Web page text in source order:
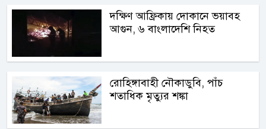
দক্ষিণ আফ্রিকায় দোকানে ভয়াবহ
আগুন, ৬ বাংলাদেশি নিহত
রোহিঙ্গাবাহী নৌকাডুবি, পাঁচ
শতাধিক মৃত্যুর শঙ্কা